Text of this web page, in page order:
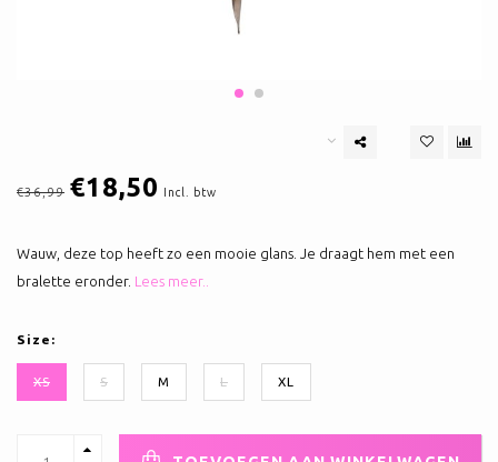
€36,99 €18,50 Incl. btw
Wauw, deze top heeft zo een mooie glans. Je draagt hem met een
bralette eronder. Lees meer..
Size:
XS S M L XL